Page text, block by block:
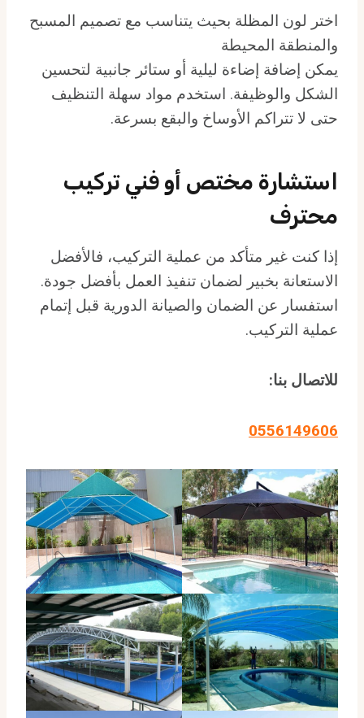
اختر لون المظلة بحيث يتناسب مع تصميم المسبح
والمنطقة المحيطة
يمكن إضافة إضاءة ليلية أو ستائر جانبية لتحسين
الشكل والوظيفة. استخدم مواد سهلة التنظيف
حتى لا تتراكم الأوساخ والبقع بسرعة.
استشارة مختص أو فني تركيب
محترف
إذا كنت غير متأكد من عملية التركيب، فالأفضل
الاستعانة بخبير لضمان تنفيذ العمل بأفضل جودة.
استفسار عن الضمان والصيانة الدورية قبل إتمام
عملية التركيب.
للاتصال بنا:
0556149606